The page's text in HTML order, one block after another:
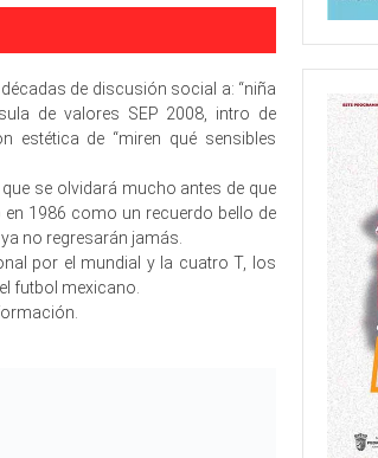
de discusión social a: “niña
de valores SEP 2008, intro de
estética de “miren qué sensibles
se olvidará mucho antes de que
1986 como un recuerdo bello de
no regresarán jamás.
por el mundial y la cuatro T, los
futbol mexicano.